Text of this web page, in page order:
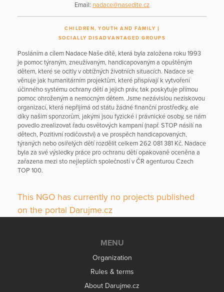
Email: nadace@nasedite.cz
CHILDREN, YOUTH AND FAMILY
SOCIALLY DISADVANTAGED GROUPS
Posláním a cílem Nadace Naše dítě, která byla založena roku 1993
je pomoc týraným, zneužívaným, handicapovaným a opuštěným
dětem, které se ocitly v obtížných životních situacích. Nadace se
věnuje jak humanitárním projektům, které přispívají k vytvoření
účinného systému ochrany dětí a jejich práv, tak poskytuje přímou
pomoc ohroženým a nemocným dětem. Jsme nezávislou neziskovou
organizací, která nepřijímá od státu žádné finanční prostředky, ale
díky našim sponzorům, jakými jsou fyzické i právnické osoby, se nám
povedlo zrealizovat řadu osvětových kampaní (např. STOP násilí na
dětech, Pozitivní rodičovství) a ve prospěch handicapovaných,
týraných nebo osiřelých dětí rozdělit celkem 262 081 381 Kč. Nadace
byla za své výsledky práce pro ochranu dětí opakovaně oceněna a
zařazena mezi sto nejlepších společností v ČR agenturou Czech
TOP 100.
This NGO has currently no projects published
on the portal Darujme.cz
MENU
Organization
Rules & terms
About Darujme.cz